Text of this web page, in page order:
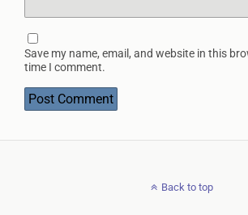
Save my name, email, and website in this
time I comment.
Back to top